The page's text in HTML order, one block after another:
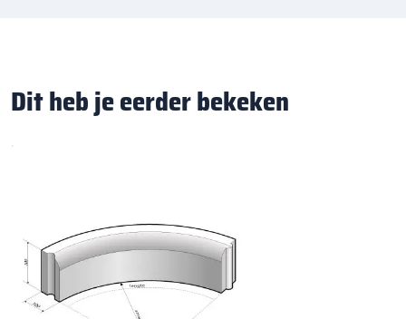
Dit heb je eerder bekeken